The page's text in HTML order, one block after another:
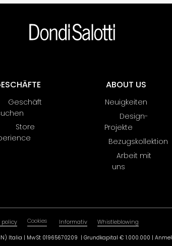
Geschäft
Store
ABOUT US
Neuigkeiten
Design-
Projekte
Bezugskollektion
Arbeit mit
uns
policy Informativ Whistleblowing
Cookies
Italia | MwSt 01965670209 | ​Grundkapital € 1.000.000 |